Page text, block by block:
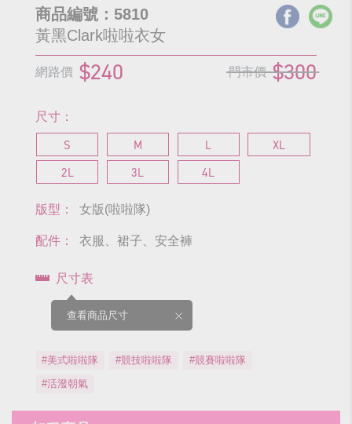
商品編號：5810
黃黑Clark啦啦衣女
網路價 $240 門市價 $300
尺寸：
S M L
XL
2L
3L 4L
版型： 女版(啦啦隊)
配件： 衣服、裙子、安全褲
尺寸表
查看商品尺寸
#美式啦啦隊 #競技啦啦隊
#競賽啦啦隊
#活潑朝氣